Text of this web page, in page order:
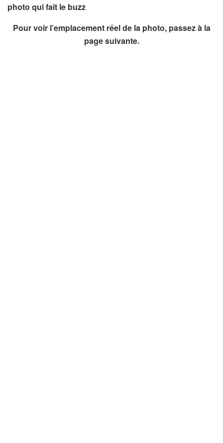
photo qui fait le buzz
Pour voir l’emplacement réel de la photo, passez à la
page suivante.